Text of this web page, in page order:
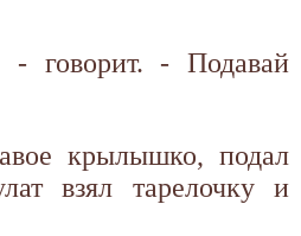
говорит. - Подавай
крылышко, подал
взял тарелочку и